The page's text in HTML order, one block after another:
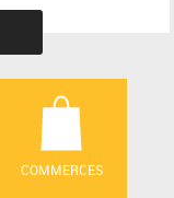
COMMERCES